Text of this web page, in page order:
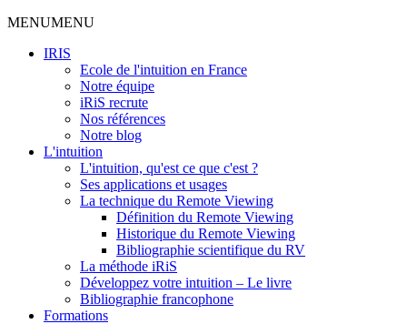
MENUMENU
IRIS
Ecole de l'intuition en France
Notre équipe
iRiS recrute
Nos références
Notre blog
L'intuition
L'intuition, qu'est ce que c'est ?
Ses applications et usages
La technique du Remote Viewing
Définition du Remote Viewing
Historique du Remote Viewing
Bibliographie scientifique du RV
La méthode iRiS
Développez votre intuition – Le livre
Bibliographie francophone
Formations